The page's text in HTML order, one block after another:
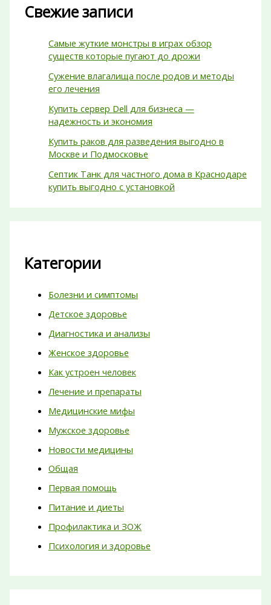
Свежие записи
Самые жуткие монстры в играх обзор
существ которые пугают до дрожи
Сужение влагалища после родов и методы
его лечения
Купить сервер Dell для бизнеса —
надежность и экономия
Купить раков для разведения выгодно в
Москве и Подмосковье
Септик Танк для частного дома в Краснодаре
купить выгодно с установкой
Категории
Болезни и симптомы
Детское здоровье
Диагностика и анализы
Женское здоровье
Как устроен человек
Лечение и препараты
Медицинские мифы
Мужское здоровье
Новости медицины
Общая
Первая помощь
Питание и диеты
Профилактика и ЗОЖ
Психология и здоровье